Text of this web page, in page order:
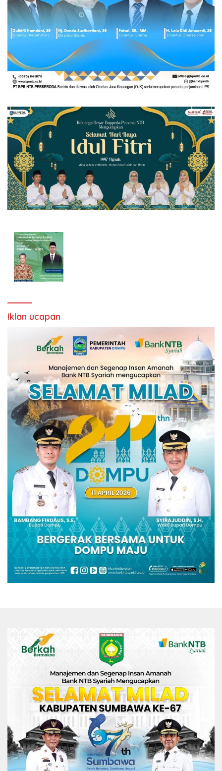
Iklan ucapan